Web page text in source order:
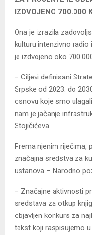
IZDVOЈENO 700.000
Ona je izrazila
kulturu intenzivno
je izdvojeno oko
– Ciljevi definisani
Srpske od 2023. do
osnovu koje smo
nam je jačanje
Stojičićeva.
Prema njenim riječima,
značajna sredstva za
ustanova – Narodno
– Značajne aktivnosti
sredstava za otkup
objavljen konkurs za
tekst koji raspisujemo